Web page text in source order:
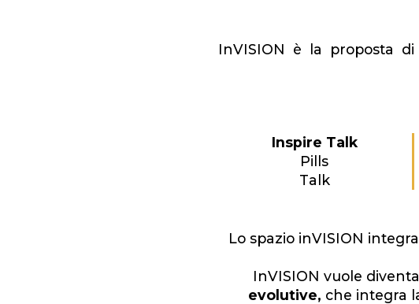
InVISION è la proposta di
Inspire Talk
Pills
Talk
Lo spazio inVISION
InVISION vuole
evolutive, che integra